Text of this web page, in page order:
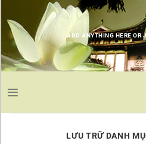
đến
nội
dung
ADD ANYTHING HERE OR
LƯU TRỮ DANH